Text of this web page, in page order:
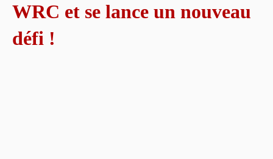
WRC et se lance un nouveau
défi !